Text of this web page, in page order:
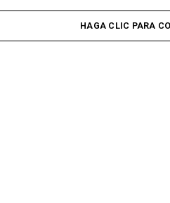
HAGA CLIC PARA